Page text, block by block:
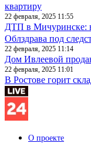
квартиру
22 февраля, 2025 11:55
ДТП в Мичуринске:
Облздрава под
22 февраля, 2025 11:14
Дом Ивлеевой
22 февраля, 2025 11:01
В Ростове горит
О проекте